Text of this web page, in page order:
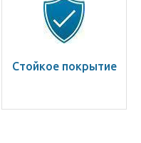
Стойкое покрытие